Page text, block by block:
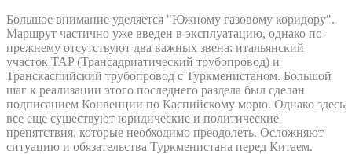
Большое внимание уделяется "Южному газовому коридору".
Маршрут частично уже введен в эксплуатацию, однако по-
прежнему отсутствуют два важных звена: итальянский
участок TAP (Трансадриатический трубопровод) и
Транскаспийский трубопровод с Туркменистаном. Большой
шаг к реализации этого последнего раздела был сделан
подписанием Конвенции по Каспийскому морю. Однако здесь
все еще существуют юридические и политические
препятствия, которые необходимо преодолеть. Осложняют
ситуацию и обязательства Туркменистана перед Китаем.